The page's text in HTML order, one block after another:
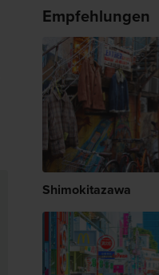
Empfehlungen
Shimokitazawa